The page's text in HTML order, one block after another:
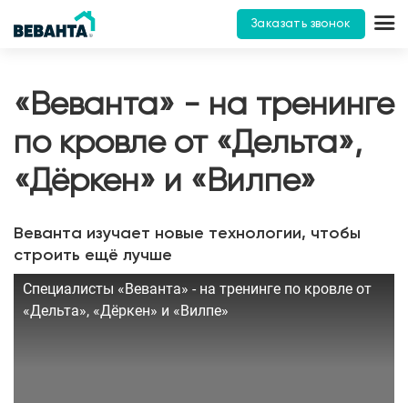
Заказать звонок
«Веванта» - на тренинге
по кровле от «Дельта»,
«Дёркен» и «Вилпе»
Веванта изучает новые технологии, чтобы
строить ещё лучше
Специалисты «Веванта» - на тренинге по кровле от
«Дельта», «Дёркен» и «Вилпе»